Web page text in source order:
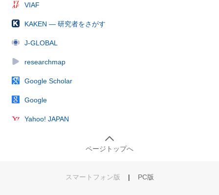
VIAF
KAKEN — 研究者をさがす
J-GLOBAL
researchmap
Google Scholar
Google
Yahoo! JAPAN
ページトップへ
スマートフォン版 | PC版